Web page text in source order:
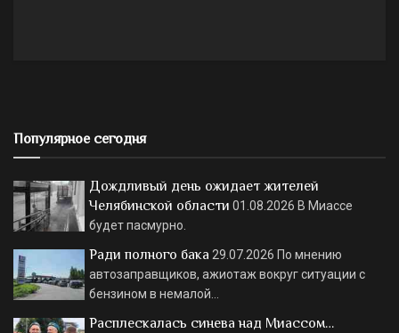
Популярное сегодня
Дождливый день ожидает жителей
Челябинской области 01.08.2026 В Миассе
будет пасмурно.
Ради полного бака 29.07.2026 По мнению
автозаправщиков, ажиотаж вокруг ситуации с
бензином в немалой…
Расплескалась синева над Миассом…